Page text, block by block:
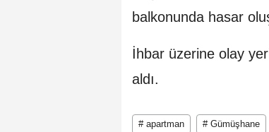
balkonunda hasar
İhbar üzerine olay
aldı.
# apartman # Gümüşhane